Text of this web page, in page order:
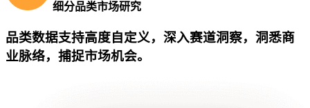
细分品类市场研究
品类数据支持高度自定义，深入赛道洞察，洞悉商
业脉络，捕捉市场机会。